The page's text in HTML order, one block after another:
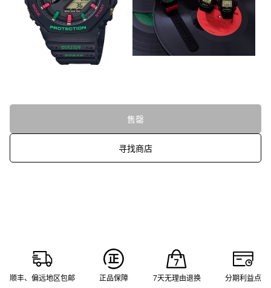
售罄
寻找商店
顺丰、偏远地区包邮 正品保障 7天无理由退换 分期利益点